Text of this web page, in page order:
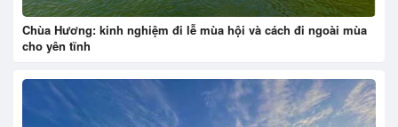
Chùa Hương: kinh nghiệm đi lễ mùa hội và cách đi ngoài mùa
cho yên tĩnh